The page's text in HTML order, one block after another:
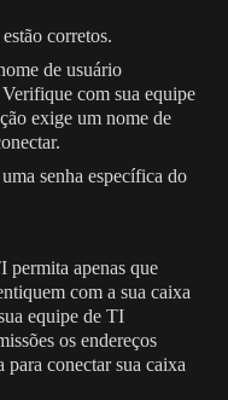
corretos.
de usuário
com sua equipe
exige um nome de
senha específica do
permita apenas que
com a sua caixa
equipe de TI
os endereços
conectar sua caixa